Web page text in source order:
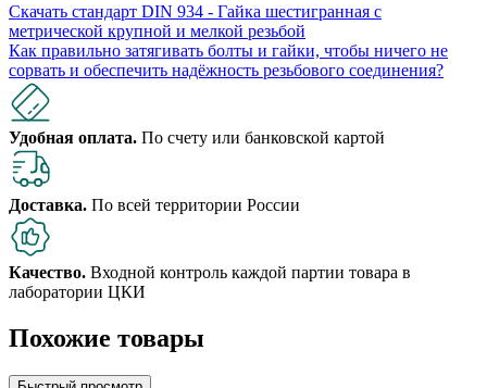
Скачать стандарт DIN 934 - Гайка шестигранная с
метрической крупной и мелкой резьбой
Как правильно затягивать болты и гайки, чтобы ничего не
сорвать и обеспечить надёжность резьбового соединения?
Удобная оплата. По счету или банковской картой
Доставка. По всей территории России
Качество. Входной контроль каждой партии товара в
лаборатории ЦКИ
Похожие товары